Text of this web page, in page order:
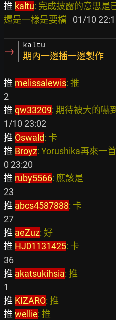
推 kaltu: 完成披露的意思是
還是一樣是要檔
→ kaltu
期內一邊播一邊製作
推 melissalewis:
推 qw33209: 期待被
推 Oswald:
推 Broyz:
推 ruby5566: 應
推 abcs4587888:
推 aeZuz:
推 HJ01131425:
推 akatsukihsia:
推 KIZARO:
推 wellie: